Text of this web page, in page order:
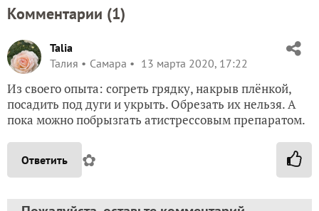
Комментарии (1)
Talia
Талия
Самара 13 марта 2020, 17:22
Из своего опыта: согреть грядку, накрыв плёнкой,
посадить под дуги и укрыть. Обрезать их нельзя. А
пока можно побрызгать атистрессовым препаратом.
Ответить ✿